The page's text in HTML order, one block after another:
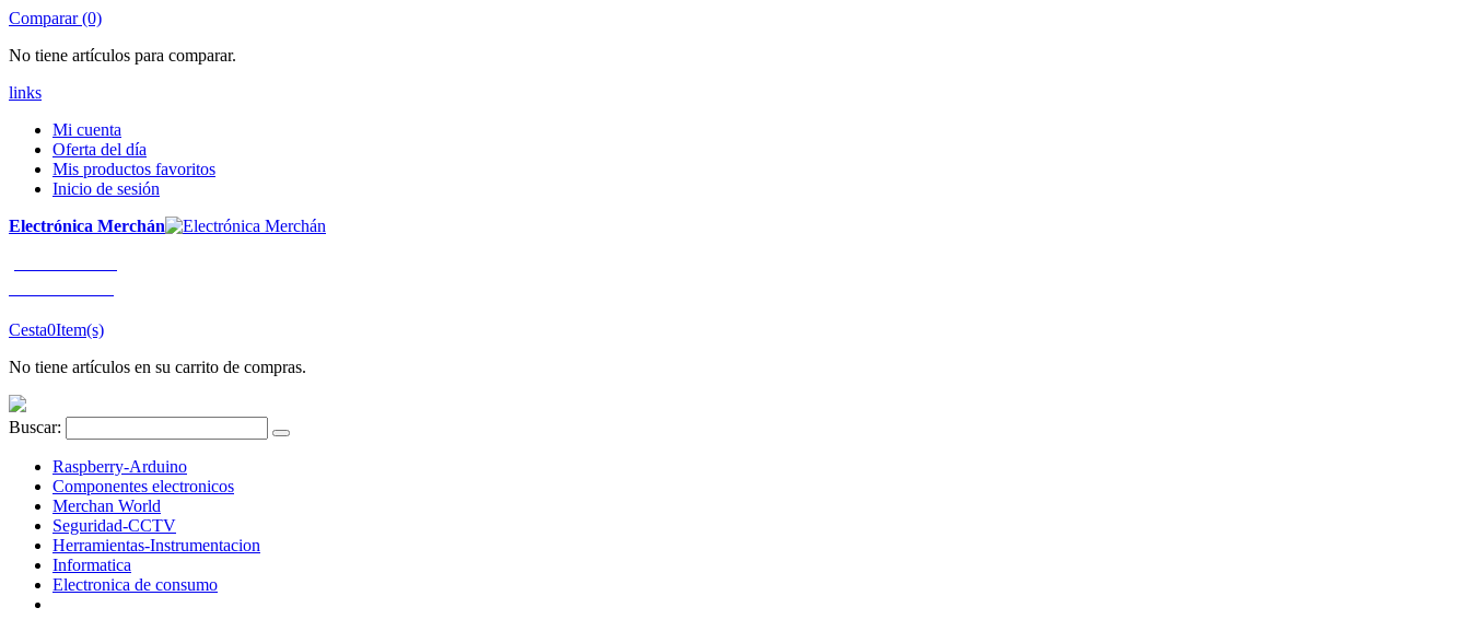
Comparar (0)
No tiene artículos para comparar.
links
Mi cuenta
Oferta del día
Mis productos favoritos
Inicio de sesión
Electrónica Merchán
Cesta0Item(s)
No tiene artículos en su carrito de compras.
Buscar:
Raspberry-Arduino
Componentes electronicos
Merchan World
Seguridad-CCTV
Herramientas-Instrumentacion
Informatica
Electronica de consumo